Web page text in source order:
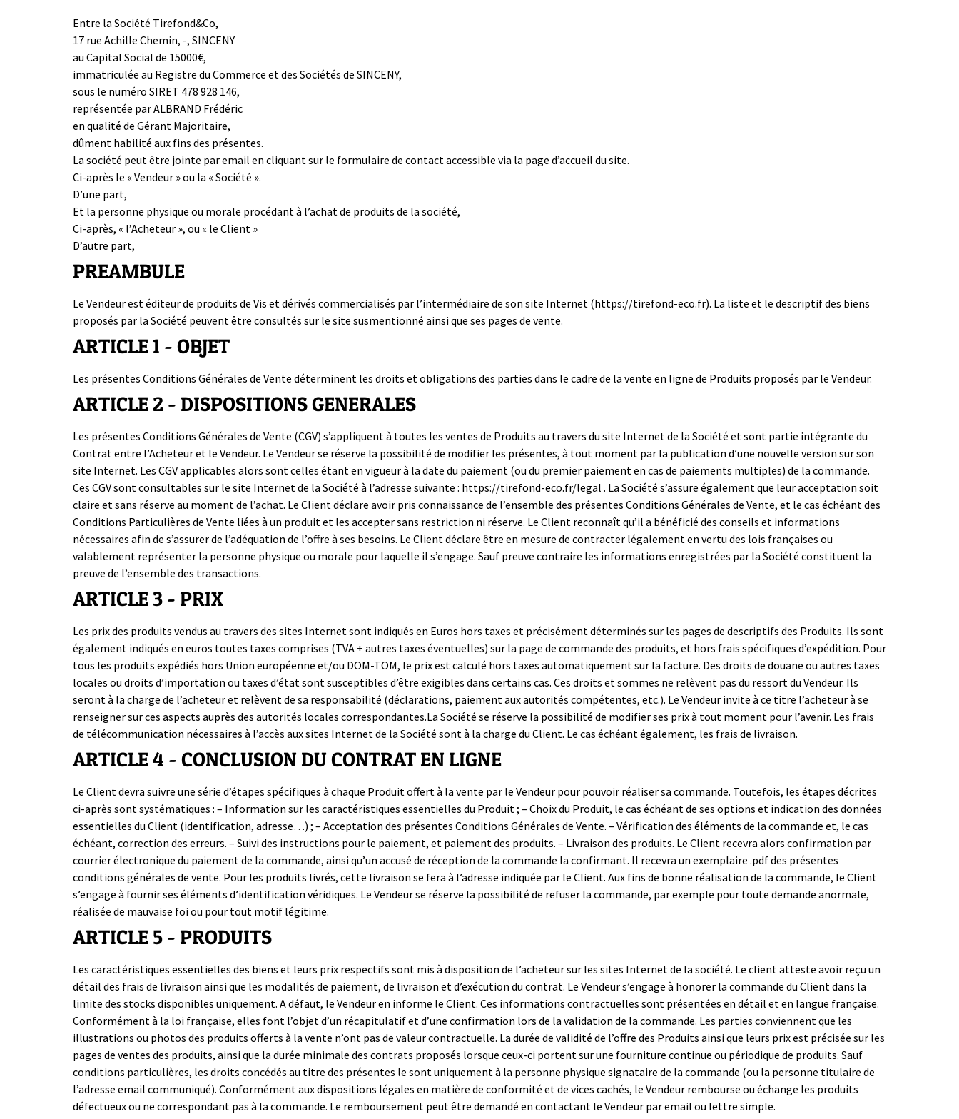
Entre la Société Tirefond&Co,
17 rue Achille Chemin, -, SINCENY
au Capital Social de 15000€,
immatriculée au Registre du Commerce et des Sociétés de SINCENY,
sous le numéro SIRET 478 928 146,
représentée par ALBRAND Frédéric
en qualité de Gérant Majoritaire,
dûment habilité aux fins des présentes.
La société peut être jointe par email en cliquant sur le formulaire de contact accessible via la page d’accueil du site.
Ci-après le « Vendeur » ou la « Société ».
D’une part,
Et la personne physique ou morale procédant à l’achat de produits de la société,
Ci-après, « l’Acheteur », ou « le Client »
D’autre part,
PREAMBULE
Le Vendeur est éditeur de produits de Vis et dérivés commercialisés par l’intermédiaire de son site Internet (https://tirefond-eco.fr). La liste et le descriptif des biens
proposés par la Société peuvent être consultés sur le site susmentionné ainsi que ses pages de vente.
ARTICLE 1 - OBJET
Les présentes Conditions Générales de Vente déterminent les droits et obligations des parties dans le cadre de la vente en ligne de Produits proposés par le Vendeur.
ARTICLE 2 - DISPOSITIONS GENERALES
Les présentes Conditions Générales de Vente (CGV) s’appliquent à toutes les ventes de Produits au travers du site Internet de la Société et sont partie intégrante du
Contrat entre l’Acheteur et le Vendeur. Le Vendeur se réserve la possibilité de modifier les présentes, à tout moment par la publication d’une nouvelle version sur son
site Internet. Les CGV applicables alors sont celles étant en vigueur à la date du paiement (ou du premier paiement en cas de paiements multiples) de la commande.
Ces CGV sont consultables sur le site Internet de la Société à l’adresse suivante : https://tirefond-eco.fr/legal . La Société s’assure également que leur acceptation soit
claire et sans réserve au moment de l’achat. Le Client déclare avoir pris connaissance de l’ensemble des présentes Conditions Générales de Vente, et le cas échéant des
Conditions Particulières de Vente liées à un produit et les accepter sans restriction ni réserve. Le Client reconnaît qu’il a bénéficié des conseils et informations
nécessaires afin de s’assurer de l’adéquation de l’offre à ses besoins. Le Client déclare être en mesure de contracter légalement en vertu des lois françaises ou
valablement représenter la personne physique ou morale pour laquelle il s’engage. Sauf preuve contraire les informations enregistrées par la Société constituent la
preuve de l’ensemble des transactions.
ARTICLE 3 - PRIX
Les prix des produits vendus au travers des sites Internet sont indiqués en Euros hors taxes et précisément déterminés sur les pages de descriptifs des Produits. Ils sont
également indiqués en euros toutes taxes comprises (TVA + autres taxes éventuelles) sur la page de commande des produits, et hors frais spécifiques d’expédition. Pour
tous les produits expédiés hors Union européenne et/ou DOM-TOM, le prix est calculé hors taxes automatiquement sur la facture. Des droits de douane ou autres taxes
locales ou droits d’importation ou taxes d’état sont susceptibles d’être exigibles dans certains cas. Ces droits et sommes ne relèvent pas du ressort du Vendeur. Ils
seront à la charge de l’acheteur et relèvent de sa responsabilité (déclarations, paiement aux autorités compétentes, etc.). Le Vendeur invite à ce titre l’acheteur à se
renseigner sur ces aspects auprès des autorités locales correspondantes.La Société se réserve la possibilité de modifier ses prix à tout moment pour l’avenir. Les frais
de télécommunication nécessaires à l’accès aux sites Internet de la Société sont à la charge du Client. Le cas échéant également, les frais de livraison.
ARTICLE 4 - CONCLUSION DU CONTRAT EN LIGNE
Le Client devra suivre une série d’étapes spécifiques à chaque Produit offert à la vente par le Vendeur pour pouvoir réaliser sa commande. Toutefois, les étapes décrites
ci-après sont systématiques : – Information sur les caractéristiques essentielles du Produit ; – Choix du Produit, le cas échéant de ses options et indication des données
essentielles du Client (identification, adresse…) ; – Acceptation des présentes Conditions Générales de Vente. – Vérification des éléments de la commande et, le cas
échéant, correction des erreurs. – Suivi des instructions pour le paiement, et paiement des produits. – Livraison des produits. Le Client recevra alors confirmation par
courrier électronique du paiement de la commande, ainsi qu’un accusé de réception de la commande la confirmant. Il recevra un exemplaire .pdf des présentes
conditions générales de vente. Pour les produits livrés, cette livraison se fera à l’adresse indiquée par le Client. Aux fins de bonne réalisation de la commande, le Client
s’engage à fournir ses éléments d’identification véridiques. Le Vendeur se réserve la possibilité de refuser la commande, par exemple pour toute demande anormale,
réalisée de mauvaise foi ou pour tout motif légitime.
ARTICLE 5 - PRODUITS
Les caractéristiques essentielles des biens et leurs prix respectifs sont mis à disposition de l’acheteur sur les sites Internet de la société. Le client atteste avoir reçu un
détail des frais de livraison ainsi que les modalités de paiement, de livraison et d’exécution du contrat. Le Vendeur s’engage à honorer la commande du Client dans la
limite des stocks disponibles uniquement. A défaut, le Vendeur en informe le Client. Ces informations contractuelles sont présentées en détail et en langue française.
Conformément à la loi française, elles font l’objet d’un récapitulatif et d’une confirmation lors de la validation de la commande. Les parties conviennent que les
illustrations ou photos des produits offerts à la vente n’ont pas de valeur contractuelle. La durée de validité de l’offre des Produits ainsi que leurs prix est précisée sur les
pages de ventes des produits, ainsi que la durée minimale des contrats proposés lorsque ceux-ci portent sur une fourniture continue ou périodique de produits. Sauf
conditions particulières, les droits concédés au titre des présentes le sont uniquement à la personne physique signataire de la commande (ou la personne titulaire de
l’adresse email communiqué). Conformément aux dispositions légales en matière de conformité et de vices cachés, le Vendeur rembourse ou échange les produits
défectueux ou ne correspondant pas à la commande. Le remboursement peut être demandé en contactant le Vendeur par email ou lettre simple.